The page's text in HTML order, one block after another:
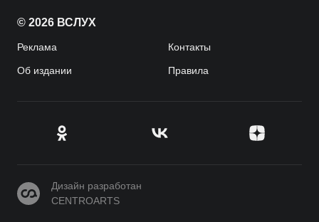
© 2026 ВСЛУХ
Реклама Контакты
Об издании Правила
CENTROARTS